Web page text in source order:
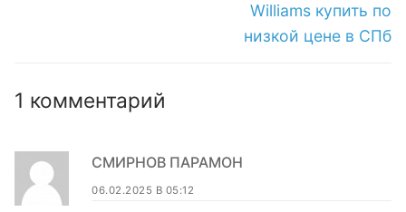
Williams купить по
низкой цене в СПб
1 комментарий
СМИРНОВ ПАРАМОН
06.02.2025 В 05:12